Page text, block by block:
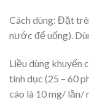
Cách dùng: Đặt
nước để uống).
Liều dùng khuyến
tình dục (25 – 60
cáo là 10 mg/ lần/